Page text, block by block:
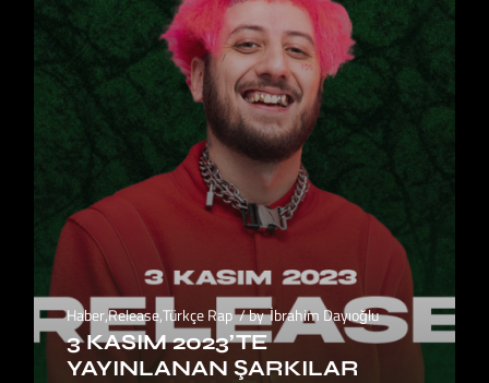
Haber,Release,Türkçe Rap by İbrahim Dayıoğlu
3 KASIM 2023’TE
YAYINLANAN ŞARKILAR